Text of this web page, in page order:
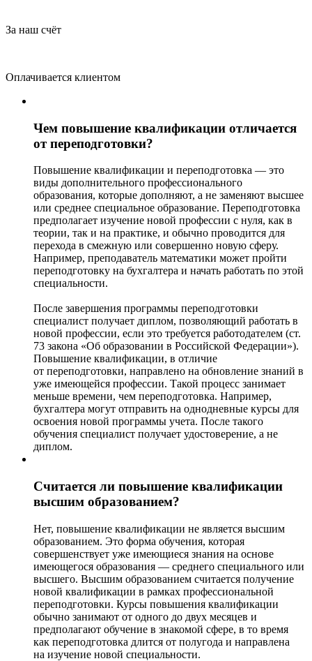
За наш счёт
Оплачивается клиентом
Чем повышение квалификации отличается
от переподготовки?
Повышение квалификации и переподготовка — это
виды дополнительного профессионального
образования, которые дополняют, а не заменяют высшее
или среднее специальное образование. Переподготовка
предполагает изучение новой профессии с нуля, как в
теории, так и на практике, и обычно проводится для
перехода в смежную или совершенно новую сферу.
Например, преподаватель математики может пройти
переподготовку на бухгалтера и начать работать по этой
специальности.
После завершения программы переподготовки
специалист получает диплом, позволяющий работать в
новой профессии, если это требуется работодателем (ст.
73 закона «Об образовании в Российской Федерации»).
Повышение квалификации, в отличие
от переподготовки, направлено на обновление знаний в
уже имеющейся профессии. Такой процесс занимает
меньше времени, чем переподготовка. Например,
бухгалтера могут отправить на однодневные курсы для
освоения новой программы учета. После такого
обучения специалист получает удостоверение, а не
диплом.
Считается ли повышение квалификации
высшим образованием?
Нет, повышение квалификации не является высшим
образованием. Это форма обучения, которая
совершенствует уже имеющиеся знания на основе
имеющегося образования — среднего специального или
высшего. Высшим образованием считается получение
новой квалификации в рамках профессиональной
переподготовки. Курсы повышения квалификации
обычно занимают от одного до двух месяцев и
предполагают обучение в знакомой сфере, в то время
как переподготовка длится от полугода и направлена
на изучение новой специальности.